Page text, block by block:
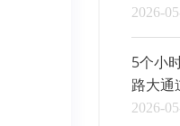
2026-
5个小
路大通
2026-